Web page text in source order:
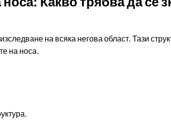
на всяка негова област. Тази
на носа.